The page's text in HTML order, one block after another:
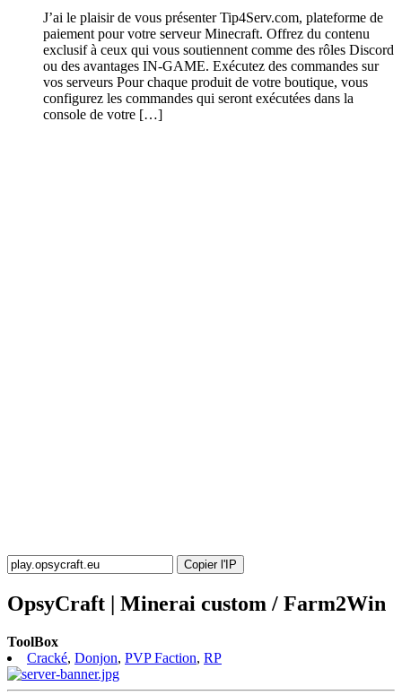
J’ai le plaisir de vous présenter Tip4Serv.com, plateforme de
paiement pour votre serveur Minecraft. Offrez du contenu
exclusif à ceux qui vous soutiennent comme des rôles Discord
ou des avantages IN-GAME. Exécutez des commandes sur
vos serveurs Pour chaque produit de votre boutique, vous
configurez les commandes qui seront exécutées dans la
console de votre […]
Copier l'IP
OpsyCraft | Minerai custom / Farm2Win
ToolBox
Cracké, Donjon, PVP Faction, RP